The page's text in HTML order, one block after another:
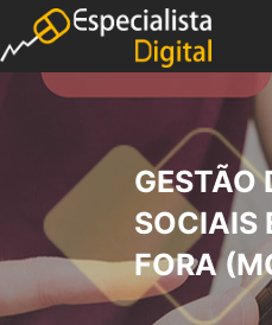
GESTÃO
SOCIAIS
FORA